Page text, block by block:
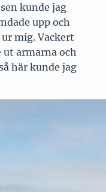
kunde jag
upp och
mig. Vackert
ut armarna och
här kunde jag